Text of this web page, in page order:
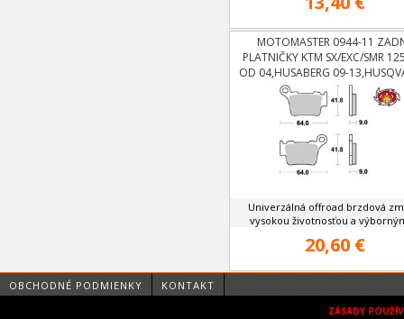
MOTOMASTER 0944-11
PLATNIČKY KTM SX/EXC/SMR
OD 04,HUSABERG 09-
OD 06
Univerzálná offroad brzdová
vysokou životnosťou a
20,60 €
OBCHODNÉ PODMIENKY KONTAKT
ZÁSADY